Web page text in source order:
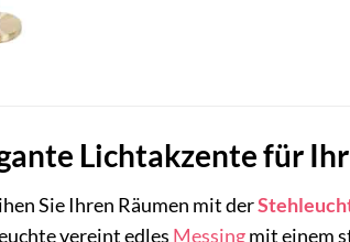
Lichtakzente für
Sie Ihren Räumen mit der
vereint edles Messingmit einem